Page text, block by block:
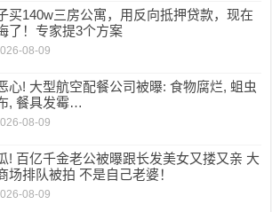
买140w三房公寓，用反向抵押贷款，现在
了！专家提3个方案
08-09
心! 大型航空配餐公司被曝: 食物腐烂, 蛆虫
, 餐具发霉…
08-09
! 百亿千金老公被曝跟长发美女又搂又亲 大
场排队被拍 不是自己老婆！
08-09